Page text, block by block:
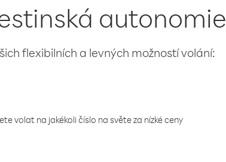
autonomie
flexibilních a levných možností volání:
volat na jakékoli číslo na světe za nízké ceny